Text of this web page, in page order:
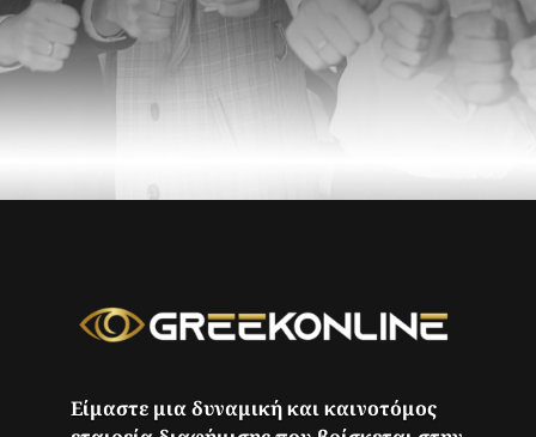
Είμαστε μια δυναμική και καινοτόμος